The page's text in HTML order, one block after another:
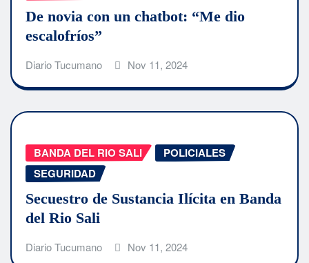
De novia con un chatbot: “Me dio
escalofríos”
Diario Tucumano Nov 11, 2024
BANDA DEL RIO SALI
POLICIALES
SEGURIDAD
Secuestro de Sustancia Ilícita en Banda
del Rio Sali
Diario Tucumano Nov 11, 2024